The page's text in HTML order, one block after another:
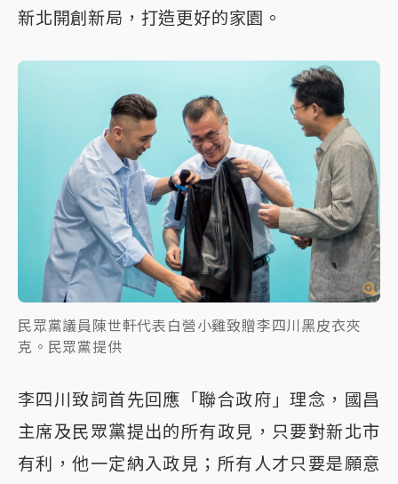
新北開創新局，打造更好的家園。
民眾黨議員陳世軒代表白營小雞致贈李四川黑皮衣夾
克。民眾黨提供
李四川致詞首先回應「聯合政府」理念，國昌
主席及民眾黨提出的所有政見，只要對新北市
有利，他一定納入政見；所有人才只要是願意